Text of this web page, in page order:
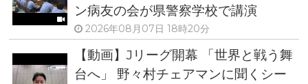
ン病友の会が県警察学校で講演
2026年08月07日 18時20分
【動画】Jリーグ開幕 「世界と戦う舞
台へ」 野々村チェアマンに聞くシー